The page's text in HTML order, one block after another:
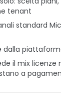
tenant
standard
dalla
il mix
a